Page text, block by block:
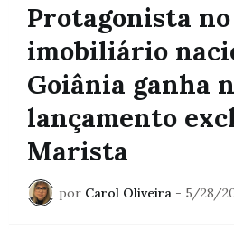
Protagonista
imobiliário
Goiânia ganha
lançamento
Marista
por Carol Oliveira - 5/28/